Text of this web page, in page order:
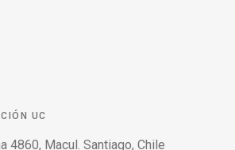
UC
4860, Macul. Santiago, Chile